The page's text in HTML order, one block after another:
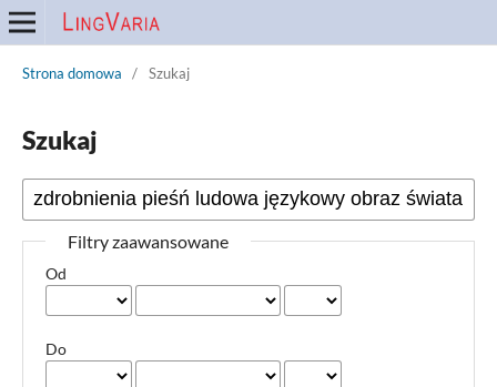
Strona domowa / Szukaj
Szukaj
Filtry zaawansowane
Od
Do